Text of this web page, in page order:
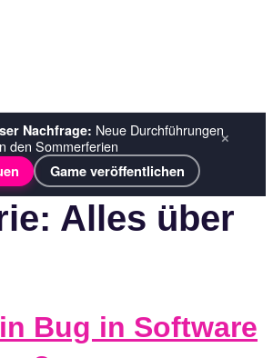
Nachfrage: Neue Durchführungen
den Sommerferien
Game veröffentlichen
codora:Tech-Explorer-Wochen ›
Ferienplausch (Halbtage) ›
×
Alles über
Bug in Software